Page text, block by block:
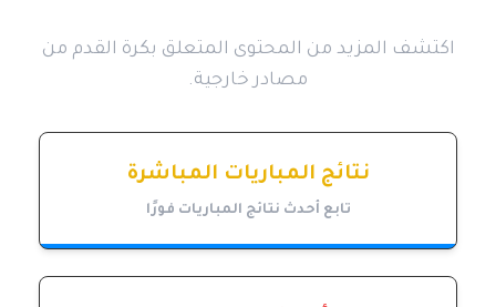
اكتشف المزيد من المحتوى المتعلق بكرة القدم من
مصادر خارجية.
نتائج المباريات المباشرة
تابع أحدث نتائج المباريات فورًا